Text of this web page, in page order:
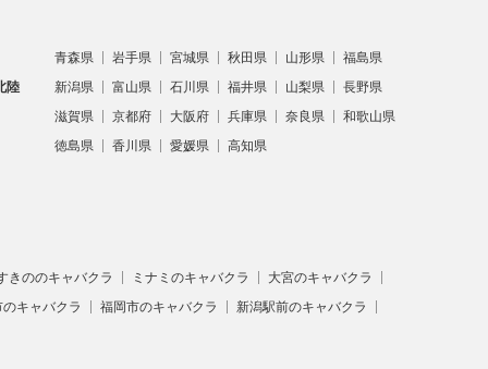
青森県 岩手県 宮城県 秋田県 山形県
福島県
陸
新潟県 富山県 石川県 福井県 山梨県
長野県
滋賀県
京都府 大阪府 兵庫県 奈良県
和歌山県
徳島県
香川県 愛媛県 高知県
きののキャバクラ ミナミのキャバクラ
大宮のキャバクラ
キャバクラ
福岡市のキャバクラ 新潟駅前のキャバクラ